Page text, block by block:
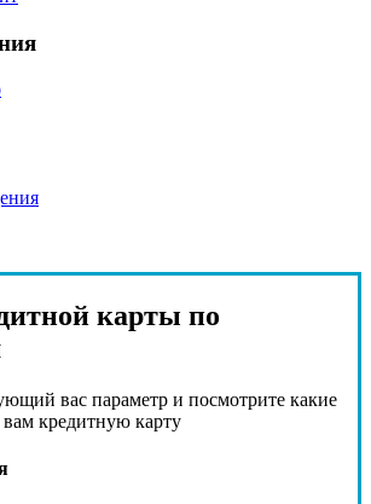
карты по
вас параметр и посмотрите какие
кредитную карту